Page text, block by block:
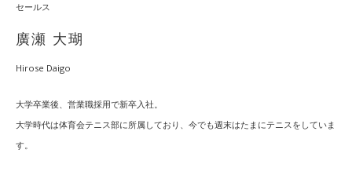
セールス
廣瀬 大瑚
Hirose Daigo
大学卒業後、営業職採用で新卒入社。​
大学時代は体育会テニス部に所属しており、今でも週末はたまにテニスをしていま
す。